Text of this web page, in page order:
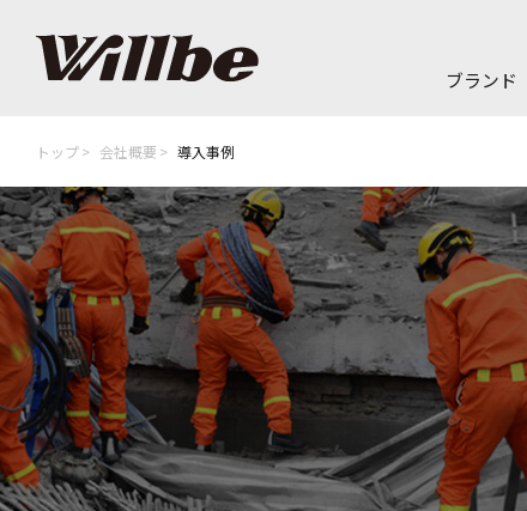
ブランド
トップ 会社概要 導入事例